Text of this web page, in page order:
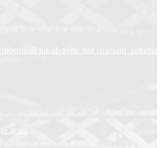
шкаф-купе для спальни: советы
дома